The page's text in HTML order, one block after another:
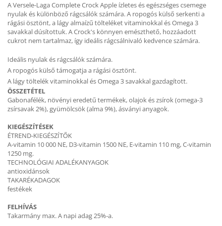
A Versele-Laga Complete Crock Apple ízletes és egészséges csemege
nyulak és különböző rágcsálók számára. A ropogós külső serkenti a
rágási ösztönt, a lágy almaízű tölteléket vitaminokkal és Omega 3
savakkal dúsítottuk. A Crock's könnyen emészthető, hozzáadott
cukrot nem tartalmaz, így ideális rágcsálnivaló kedvence számára.
Ideális nyulak és rágcsálók számára.
A ropogós külső támogatja a rágási ösztönt.
A lágy töltelék vitaminokkal és Omega 3 savakkal gazdagított.
ÖSSZETÉTEL
Gabonafélék, növényi eredetű termékek, olajok és zsírok (omega-3
zsírsavak 2%), gyümölcsök (alma 9%), ásványi anyagok.
KIEGÉSZÍTÉSEK
ÉTREND-KIEGÉSZÍTŐK
A-vitamin 10 000 NE, D3-vitamin 1500 NE, E-vitamin 110 mg, C-vitamin
1250 mg.
TECHNOLÓGIAI ADALÉKANYAGOK
antioxidánsok
TAKARÉKADAGOK
festékek
FELHÍVÁS
Takarmány max. A napi adag 25%-a.